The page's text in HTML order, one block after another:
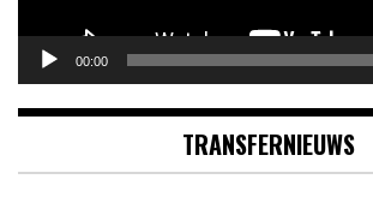
00:00
TRANSFERNIEUWS